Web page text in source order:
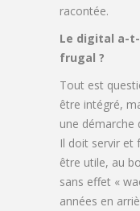
racontée.
Le digital a-
frugal ?
Tout est
être intégré,
une démarche
Il doit servir et
être utile, au
sans effet «
années en